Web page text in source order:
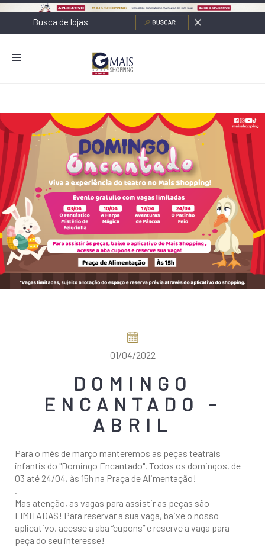
ALIMENTAÇÃO
CONTATO
NOVOS NEGÓCIOS
O SHOPPING
SERVIÇOS
SHOPPINGS DA GAZIT
COMO CHEGAR
01/04/2022
DOMINGO
ENCANTADO -
ABRIL
Para o mês de março manteremos as peças teatrais
infantis do "Domingo Encantado", Todos os domingos, de
03 até 24/04, às 15h na Praça de Alimentação!
.
Mas atenção, as vagas para assistir as peças são
LIMITADAS! Para reservar a sua vaga, baixe o nosso
aplicativo, acesse a aba “cupons” e reserve a vaga para
peça do seu interesse!